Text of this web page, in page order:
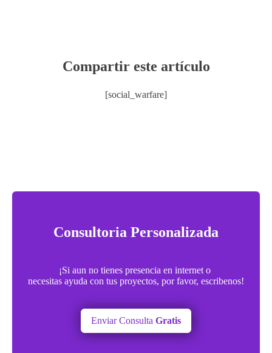
Compartir este artículo
[social_warfare]
Consultoria Personalizada
¡Si aun no tienes presencia en internet o
necesitas ayuda con tus proyectos, por favor, escribenos!
Enviar Consulta Gratis